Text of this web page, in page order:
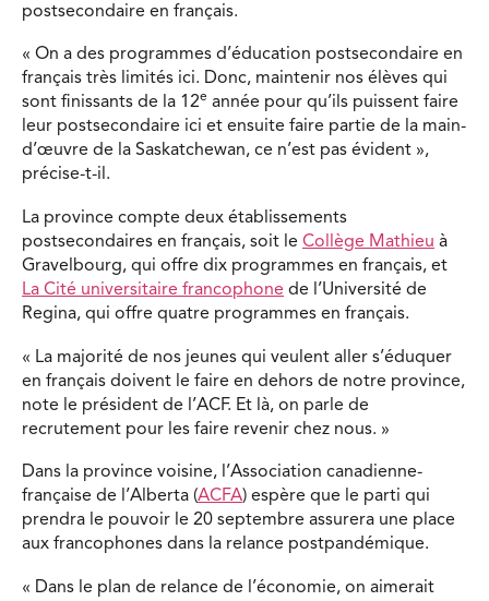
postsecondaire en français.
« On a des programmes d’éducation postsecondaire en
français très limités ici. Donc, maintenir nos élèves qui
sont finissants de la 12e année pour qu’ils puissent faire
leur postsecondaire ici et ensuite faire partie de la main-
d’œuvre de la Saskatchewan, ce n’est pas évident »,
précise-t-il.
La province compte deux établissements
postsecondaires en français, soit le Collège Mathieu à
Gravelbourg, qui offre dix programmes en français, et
La Cité universitaire francophone de l’Université de
Regina, qui offre quatre programmes en français.
« La majorité de nos jeunes qui veulent aller s’éduquer
en français doivent le faire en dehors de notre province,
note le président de l’ACF. Et là, on parle de
recrutement pour les faire revenir chez nous. »
Dans la province voisine, l’Association canadienne-
française de l’Alberta (ACFA) espère que le parti qui
prendra le pouvoir le 20 septembre assurera une place
aux francophones dans la relance postpandémique.
« Dans le plan de relance de l’économie, on aimerait